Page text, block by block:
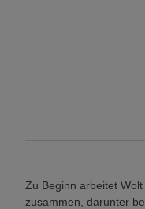
Zu Beginn arbeitet
zusammen, darunter